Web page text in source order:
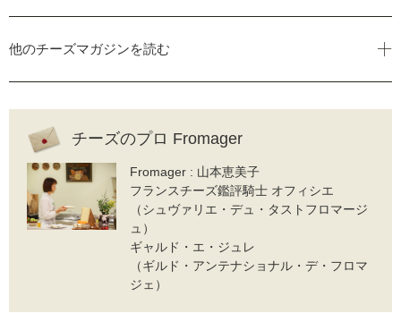
他のチーズマガジンを読む
チーズのプロ Fromager
Fromager : 山本恵美子
フランスチーズ鑑評騎士 オフィシエ
（シュヴァリエ・デュ・タストフロマージ
ュ）
ギャルド・エ・ジュレ
（ギルド・アンテナショナル・デ・フロマ
ジェ）